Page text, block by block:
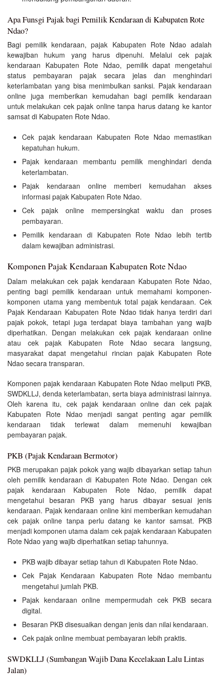
Apa Funsgi Pajak bagi Pemilik Kendaraan di Kabupaten Rote
Ndao?
Bagi pemilik kendaraan, pajak Kabupaten Rote Ndao adalah
kewajiban hukum yang harus dipenuhi. Melalui cek pajak
kendaraan Kabupaten Rote Ndao, pemilik dapat mengetahui
status pembayaran pajak secara jelas dan menghindari
keterlambatan yang bisa menimbulkan sanksi. Pajak kendaraan
online juga memberikan kemudahan bagi pemilik kendaraan
untuk melakukan cek pajak online tanpa harus datang ke kantor
samsat di Kabupaten Rote Ndao.
Cek pajak kendaraan Kabupaten Rote Ndao memastikan
kepatuhan hukum.
Pajak kendaraan membantu pemilik menghindari denda
keterlambatan.
Pajak kendaraan online memberi kemudahan akses
informasi pajak Kabupaten Rote Ndao.
Cek pajak online mempersingkat waktu dan proses
pembayaran.
Pemilik kendaraan di Kabupaten Rote Ndao lebih tertib
dalam kewajiban administrasi.
Komponen Pajak Kendaraan Kabupaten Rote Ndao
Dalam melakukan cek pajak kendaraan Kabupaten Rote Ndao,
penting bagi pemilik kendaraan untuk memahami komponen-
komponen utama yang membentuk total pajak kendaraan. Cek
Pajak Kendaraan Kabupaten Rote Ndao tidak hanya terdiri dari
pajak pokok, tetapi juga terdapat biaya tambahan yang wajib
diperhatikan. Dengan melakukan cek pajak kendaraan online
atau cek pajak Kabupaten Rote Ndao secara langsung,
masyarakat dapat mengetahui rincian pajak Kabupaten Rote
Ndao secara transparan.
Komponen pajak kendaraan Kabupaten Rote Ndao meliputi PKB,
SWDKLLJ, denda keterlambatan, serta biaya administrasi lainnya.
Oleh karena itu, cek pajak kendaraan online dan cek pajak
Kabupaten Rote Ndao menjadi sangat penting agar pemilik
kendaraan tidak terlewat dalam memenuhi kewajiban
pembayaran pajak.
PKB (Pajak Kendaraan Bermotor)
PKB merupakan pajak pokok yang wajib dibayarkan setiap tahun
oleh pemilik kendaraan di Kabupaten Rote Ndao. Dengan cek
pajak kendaraan Kabupaten Rote Ndao, pemilik dapat
mengetahui besaran PKB yang harus dibayar sesuai jenis
kendaraan. Pajak kendaraan online kini memberikan kemudahan
cek pajak online tanpa perlu datang ke kantor samsat. PKB
menjadi komponen utama dalam cek pajak kendaraan Kabupaten
Rote Ndao yang wajib diperhatikan setiap tahunnya.
PKB wajib dibayar setiap tahun di Kabupaten Rote Ndao.
Cek Pajak Kendaraan Kabupaten Rote Ndao membantu
mengetahui jumlah PKB.
Pajak kendaraan online mempermudah cek PKB secara
digital.
Besaran PKB disesuaikan dengan jenis dan nilai kendaraan.
Cek pajak online membuat pembayaran lebih praktis.
SWDKLLJ (Sumbangan Wajib Dana Kecelakaan Lalu Lintas
Jalan)